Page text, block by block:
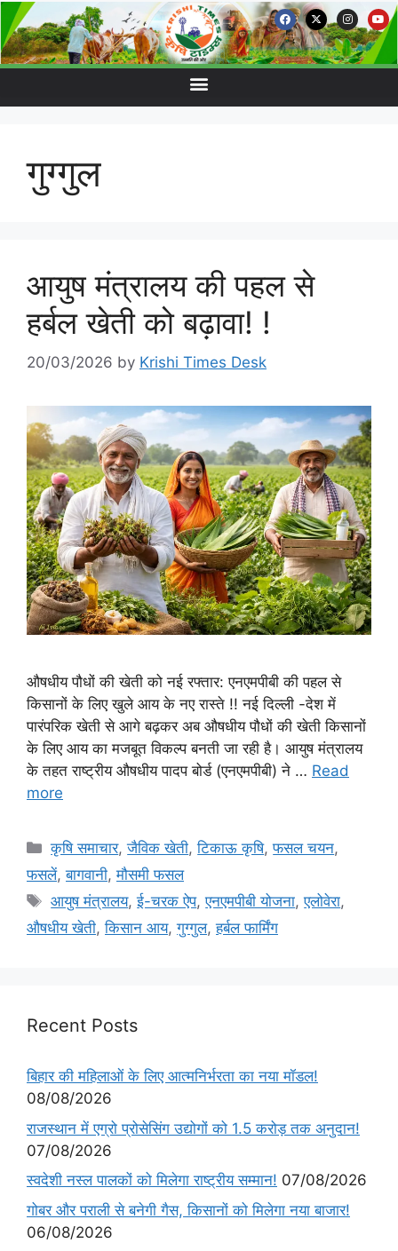
गुग्गुल
आयुष मंत्रालय की पहल से
हर्बल खेती को बढ़ावा! !
20/03/2026 by Krishi Times Desk
औषधीय पौधों की खेती को नई रफ्तार: एनएमपीबी की पहल से
किसानों के लिए खुले आय के नए रास्ते !! नई दिल्ली -देश में
पारंपरिक खेती से आगे बढ़कर अब औषधीय पौधों की खेती किसानों
के लिए आय का मजबूत विकल्प बनती जा रही है। आयुष मंत्रालय
के तहत राष्ट्रीय औषधीय पादप बोर्ड (एनएमपीबी) ने … Read
more
कृषि समाचार,जैविक खेती,टिकाऊ कृषि,फसल चयन,
फसलें,बागवानी,मौसमी फसल
आयुष मंत्रालय,ई-चरक ऐप,एनएमपीबी योजना,एलोवेरा,
औषधीय खेती,किसान आय,गुग्गुल,हर्बल फार्मिंग
Recent Posts
बिहार की महिलाओं के लिए आत्मनिर्भरता का नया मॉडल!
08/08/2026
राजस्थान में एग्रो प्रोसेसिंग उद्योगों को 1.5 करोड़ तक अनुदान!
07/08/2026
स्वदेशी नस्ल पालकों को मिलेगा राष्ट्रीय सम्मान! 07/08/2026
गोबर और पराली से बनेगी गैस, किसानों को मिलेगा नया बाजार!
06/08/2026